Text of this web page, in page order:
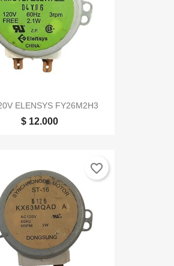
ELENSYS FY26M2H3
$ 12.000
favorite_border